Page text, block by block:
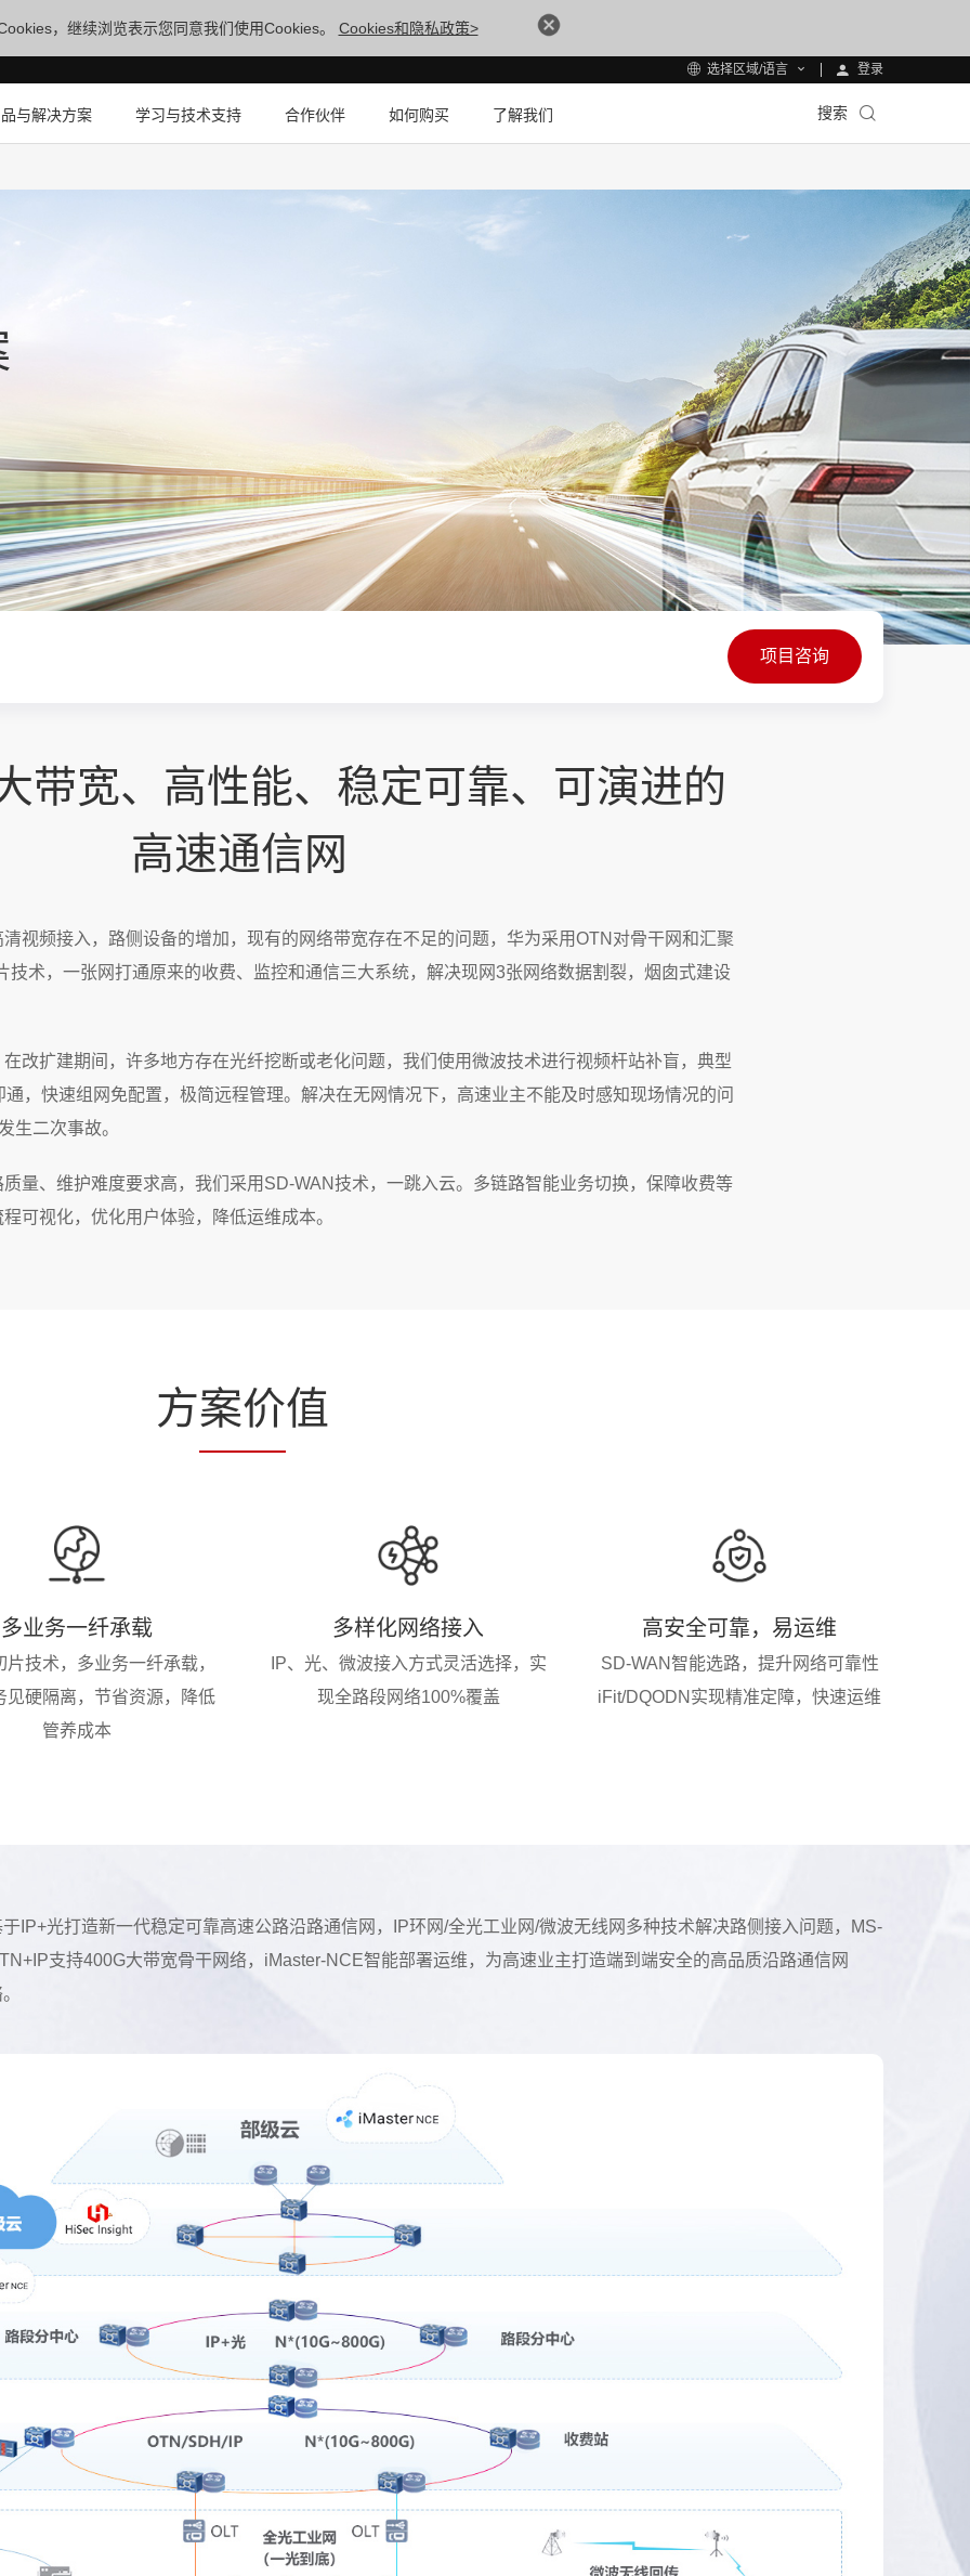
，继续浏览表示您同意我们使用Cookies。 Cookies和隐私政策>
选择区域/语言 登录
与解决方案 学习与技术支持 合作伙伴 如何购买 了解我们 搜索
项目咨询
带宽、高性能、稳定可靠、可演进的
高速通信网
视频接入，路侧设备的增加，现有的网络带宽存在不足的问题，华为采用OTN对骨干网和汇聚
技术，一张网打通原来的收费、监控和通信三大系统，解决现网3张网络数据割裂，烟囱式建设
改扩建期间，许多地方存在光纤挖断或老化问题，我们使用微波技术进行视频杆站补盲，典型
，快速组网免配置，极简远程管理。解决在无网情况下，高速业主不能及时感知现场情况的问
生二次事故。
量、维护难度要求高，我们采用SD-WAN技术，一跳入云。多链路智能业务切换，保障收费等
可视化，优化用户体验，降低运维成本。
方案价值
多业务一纤承载
片技术，多业务一纤承载，
见硬隔离，节省资源，降低
管养成本
多样化网络接入
IP、光、微波接入方式灵活选择，实
现全路段网络100%覆盖
高安全可靠，易运维
SD-WAN智能选路，提升网络可靠性
iFit/DQODN实现精准定障，快速运维
于IP+光打造新一代稳定可靠高速公路沿路通信网，IP环网/全光工业网/微波无线网多种技术解决路侧接入问题，MS-
支持400G大带宽骨干网络，iMaster-NCE智能部署运维，为高速业主打造端到端安全的高品质沿路通信网